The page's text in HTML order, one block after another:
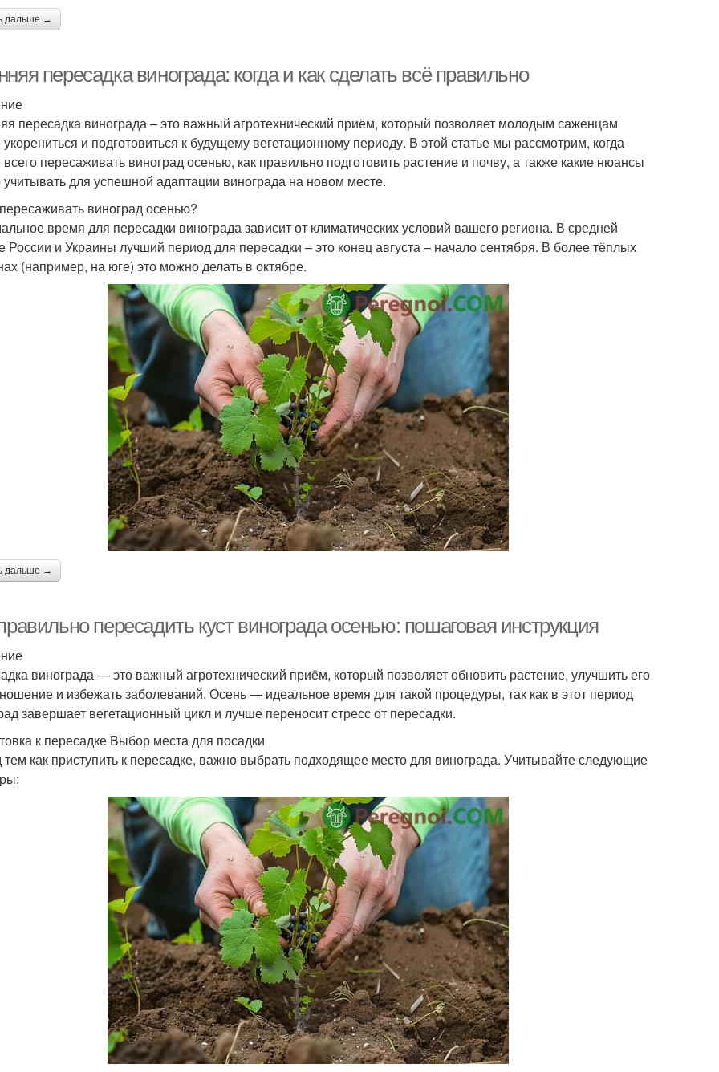
дальше →
пересадка винограда: когда и как сделать всё правильно
пересадка винограда – это важный агротехнический приём, который позволяет молодым саженцам
и подготовиться к будущему вегетационному периоду. В этой статье мы рассмотрим, когда
пересаживать виноград осенью, как правильно подготовить растение и почву, а также какие нюансы
для успешной адаптации винограда на новом месте.
виноград осенью?
время для пересадки винограда зависит от климатических условий вашего региона. В средней
России и Украины лучший период для пересадки – это конец августа – начало сентября. В более тёплых
(например, на юге) это можно делать в октябре.
дальше →
пересадить куст винограда осенью: пошаговая инструкция
винограда — это важный агротехнический приём, который позволяет обновить растение, улучшить его
и избежать заболеваний. Осень — идеальное время для такой процедуры, так как в этот период
завершает вегетационный цикл и лучше переносит стресс от пересадки.
к пересадке Выбор места для посадки
как приступить к пересадке, важно выбрать подходящее место для винограда. Учитывайте следующие